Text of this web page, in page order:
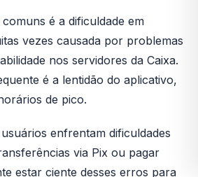
é a dificuldade em
vezes causada por problemas
nos servidores da Caixa.
é a lentidão do aplicativo,
de pico.
enfrentam dificuldades
via Pix ou pagar
estar ciente desses erros para